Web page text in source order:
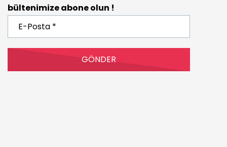
bültenimize abone olun !
Posta
*